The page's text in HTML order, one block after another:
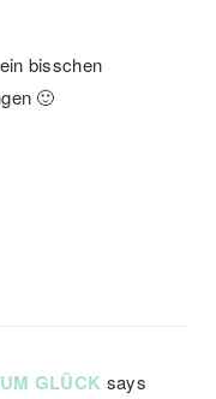
bisschen
🙂
GLÜCK says